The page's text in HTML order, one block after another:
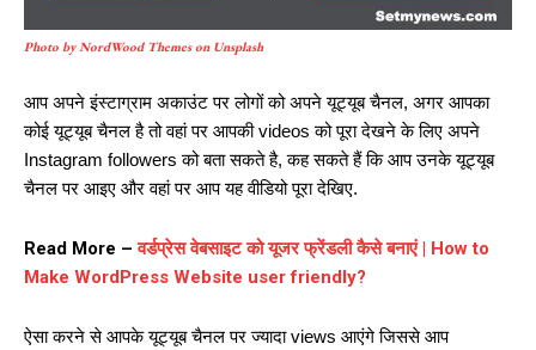
Photo by NordWood Themes on Unsplash
आप अपने इंस्टाग्राम अकाउंट पर लोगों को अपने यूट्यूब चैनल, अगर आपका
कोई यूट्यूब चैनल है तो वहां पर आपकी videos को पूरा देखने के लिए अपने
Instagram followers को बता सकते है, कह सकते हैं कि आप उनके यूट्यूब
चैनल पर आइए और वहां पर आप यह वीडियो पूरा देखिए.
Read More –वर्डप्रेस वेबसाइट को यूजर फ्रेंडली कैसे बनाएं | How to
Make WordPress Website user friendly?
ऐसा करने से आपके यूट्यूब चैनल पर ज्यादा views आएंगे जिससे आप